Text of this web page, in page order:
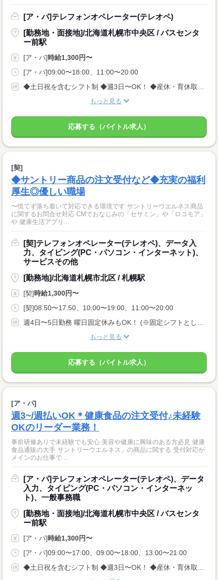
[ア・パ]テレフォンオペレーター(テレオペ)
[勤務地・面接地]/北海道札幌市中央区 / バスセンタ
ー前駅
[ア・パ]時給1,300円〜
[ア・パ]09:00〜18:00、11:00〜20:00
◆土日祝を含むシフト制 ◆週3日〜OK！ ◆産休・育休取得実績あり！
もっと見る
応募する（バイトル求人）
[契]
◆サントリー商品の注文受付など◆充実の福利
厚生◎優しい職場
〜慌てず落ち着いて対応できる環境です サントリーウエルネス商品
に関するお問合せ対応 CMでおなじみの「セサミン」や「ロコモア」
や 健康生活アプリ...
[契]テレフォンオペレーター(テレオペ)、データ入
力、タイピング(PC・パソコン・インターネット)、
サービスその他
[勤務地]/北海道札幌市北区 / 札幌駅
[契]時給1,300円〜
[契]08:50〜17:50、10:00〜19:00、11:00〜20:00
週4日〜5日勤務 曜日固定休みもOK！ (※固定シフトとしての勤務となり、シフト手当が変動します。)
もっと見る
応募する（バイトル求人）
[ア・パ]
週3~/週払いOK＊健康食品の注文受付♪未経験
OKのリーダー業務！
事前研修ありで未経験でも安心 美容や健康に興味のある方必見 健康
食品通販の大手 サントリーウエルネス」の商品に関する 受付対応が
メインのお仕事で...
[ア・パ]テレフォンオペレーター(テレオペ)、データ
入力、タイピング(PC・パソコン・インターネッ
ト)、一般事務職
[勤務地・面接地]/北海道札幌市中央区 / バスセンタ
ー前駅
[ア・パ]時給1,300円〜
[ア・パ]09:00〜17:00、09:00〜18:00、13:00〜21:00
◆土日祝を含むシフト制 ◆週3日〜OK！ ◆産休・育休取得実績あり！